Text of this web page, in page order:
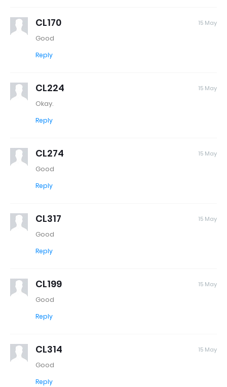
CL170 15 May
Good
Reply
CL224 15 May
Okay.
Reply
CL274 15 May
Good
Reply
CL317 15 May
Good
Reply
CL199 15 May
Good
Reply
CL314 15 May
Good
Reply